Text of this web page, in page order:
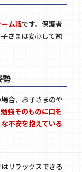
ム戦です。保護者
さまは安心して勉
勢
合、お子さまのや
勉強そのものに口を
不安を抱えている
リラックスできる